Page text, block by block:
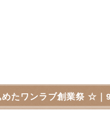
めたワンラブ創業祭 ☆